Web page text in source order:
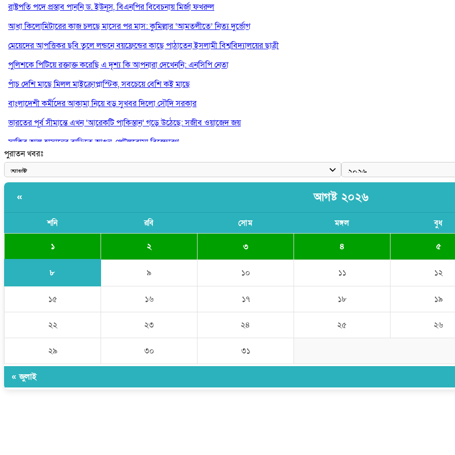
রাষ্ট্রপতি পদে প্রস্তাব পাননি ড. ইউনূস, বিএনপির বিবেচনায় মির্জা ফখরুল
আধা কিলোমিটারের কাজ চলছে মাসের পর মাস: কুমিল্লার ‘আমতলীতে’ নিত্য দুর্ভোগ
মেয়েদের আপত্তিকর ছবি তুলে লন্ডনে বয়ফ্রেন্ডের কাছে পাঠাতেন ইসলামী বিশ্ববিদ্যালয়ের ছাত্রী
পুলিশকে পিটিয়ে রক্তাক্ত করেছি এ দৃশ্য কি আপনারা দেখেননি: এনসিপি নেতা
পাঁচ দেশি মাছে মিলল মাইক্রোপ্লাস্টিক, সবচেয়ে বেশি কই মাছে
বাংলাদেশী কর্মীদের আকামা নিয়ে বড় সুখবর দিলো সৌদি সরকার
ভারতের পূর্ব সীমান্তে এখন ‘আরেকটি পাকিস্তান’ গড়ে উঠেছে: সজীব ওয়াজেদ জয়
সাকিব আল হাসানের বাড়িতে আগুন, পেট্রলবোমা বিস্ফোরণ
যে ডকুমেন্টারিতে আবু সাঈদের ছবি নেই, সেটা কোনো ডকুমেন্টারি নয়: ভারপ্রাপ্ত রাষ্ট্রপতি
পুরাতন খবরঃ
« আগষ্ট ২০২৬
শনি রবি সোম মঙ্গল বুধ
১ ২ ৩ ৪ ৫
৮ ৯ ১০ ১১ ১২
১৫ ১৬ ১৭ ১৮ ১৯
২২ ২৩ ২৪ ২৫ ২৬
২৯ ৩০ ৩১
« জুলাই